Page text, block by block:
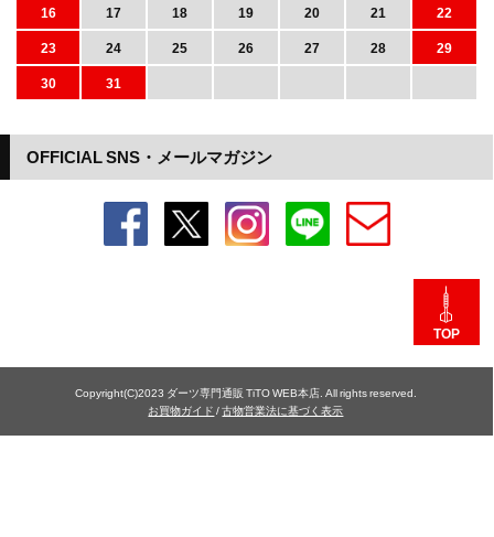
OFFICIAL SNS・メールマガジン
16
17 18 19 20 21
22
23
24 25 26 27 28
29
30
31
TOP
Copyright(C)2023 ダーツ専門通販 TiTO WEB本店. All rights reserved.
お買物ガイド /古物営業法に基づく表示